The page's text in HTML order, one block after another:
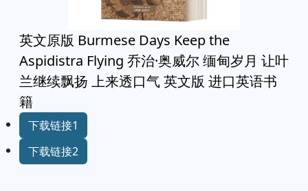
英文原版 Burmese Days Keep the
Aspidistra Flying 乔治·奥威尔 缅甸岁月 让叶
兰继续飘扬 上来透口气 英文版 进口英语书
籍
下载链接1
下载链接2